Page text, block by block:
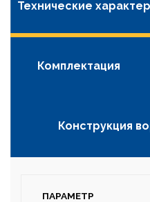
Технические
Комплектация
Конструкция
ПАРАМЕТР